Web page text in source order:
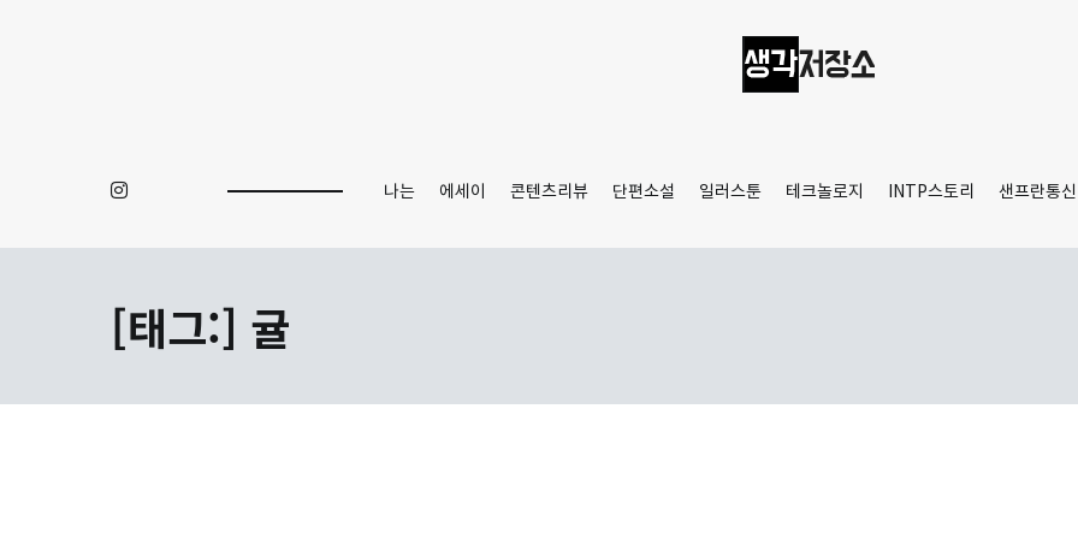
나는 에세이 콘텐츠리뷰 단편소설 일러스툰 테크놀로지 INTP스토리 샌프란통신
[태그:] 귤